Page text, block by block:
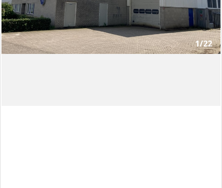
Registreren
Login
1/22